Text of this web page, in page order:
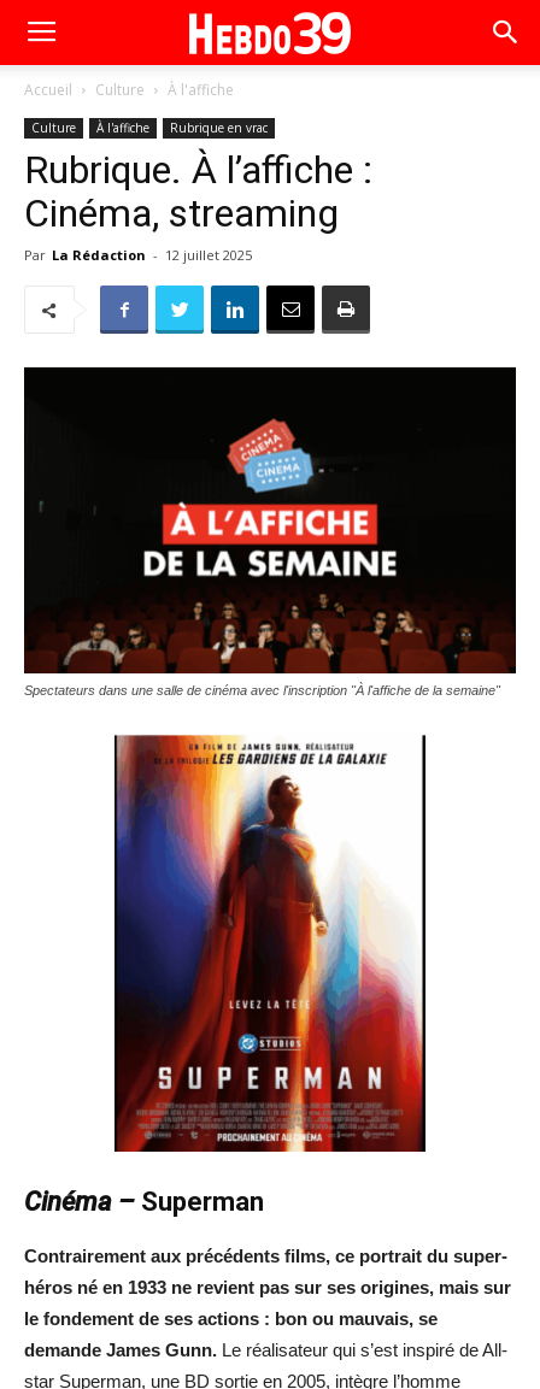
Accueil Culture À l'affiche
Culture À l'affiche Rubrique en vrac
Rubrique. À l’affiche :
Cinéma, streaming
Par La Rédaction - 12 juillet 2025
Spectateurs dans une salle de cinéma avec l'inscription "À l'affiche de la semaine"
Cinéma – Superman
Contrairement aux précédents films, ce portrait du super-
héros né en 1933 ne revient pas sur ses origines, mais sur
le fondement de ses actions : bon ou mauvais, se
demande James Gunn. Le réalisateur qui s’est inspiré de All-
star Superman, une BD sortie en 2005, intègre l’homme